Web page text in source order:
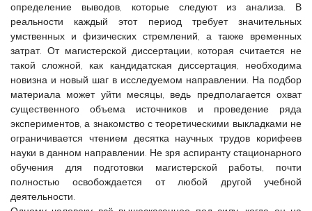
определение выводов, которые следуют из анализа. В
реальности каждый этот период требует значительных
умственных и физических стремлений, а также временных
затрат. От магистерской диссертации, которая считается не
такой сложной, как кандидатская диссертация, необходима
новизна и новый шаг в исследуемом направлении. На подбор
материала может уйти месяцы, ведь предполагается охват
существенного объема источников и проведение ряда
экспериментов, а знакомство с теоретическими выкладками не
ограничивается чтением десятка научных трудов корифеев
науки в данном направлении. Не зря аспиранту стационарного
обучения для подготовки магистерской работы, почти
полностью освобождается от любой другой учебной
деятельности.